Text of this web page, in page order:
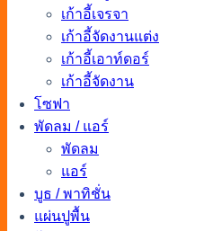
เก้าอี้เจรจา
เก้าอี้จัดงานแต่ง
เก้าอี้เอาท์ดอร์
เก้าอี้จัดงาน
โซฟา
พัดลม / แอร์
พัดลม
แอร์
บูธ / พาทิชั่น
แผ่นปูพื้น